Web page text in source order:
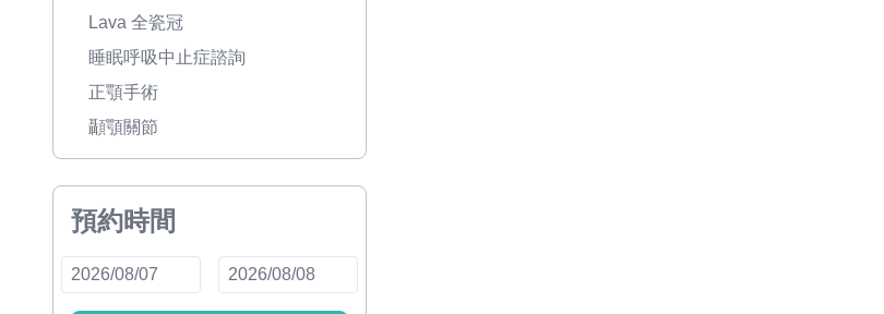
Lava 全瓷冠
睡眠呼吸中止症諮詢
正顎手術
顳顎關節
預約時間